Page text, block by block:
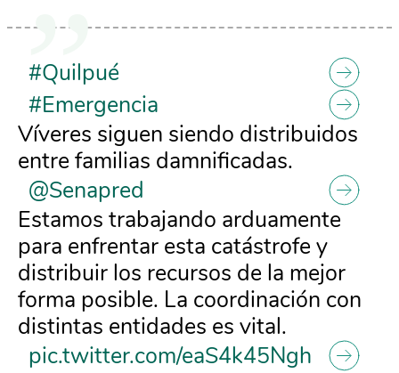
#Quilpué
#Emergencia
Víveres siguen siendo distribuidos
entre familias damnificadas.
@Senapred
Estamos trabajando arduamente
para enfrentar esta catástrofe y
distribuir los recursos de la mejor
forma posible. La coordinación con
distintas entidades es vital.
pic.twitter.com/eaS4k45Ngh